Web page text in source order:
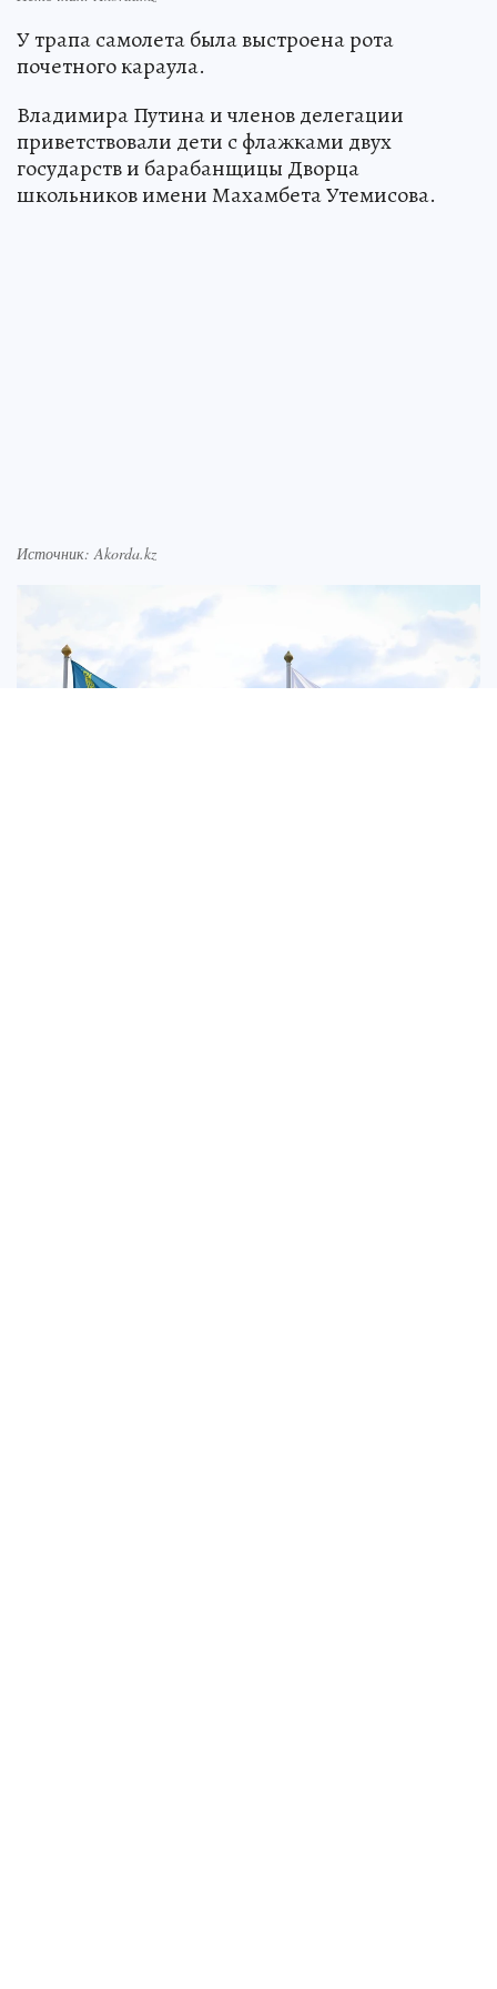
У трапа самолета была выстроена рота
почетного караула.
Владимира Путина и членов делегации
приветствовали дети с флажками двух
государств и барабанщицы Дворца
школьников имени Махамбета Утемисова.
Источник: Akorda.kz